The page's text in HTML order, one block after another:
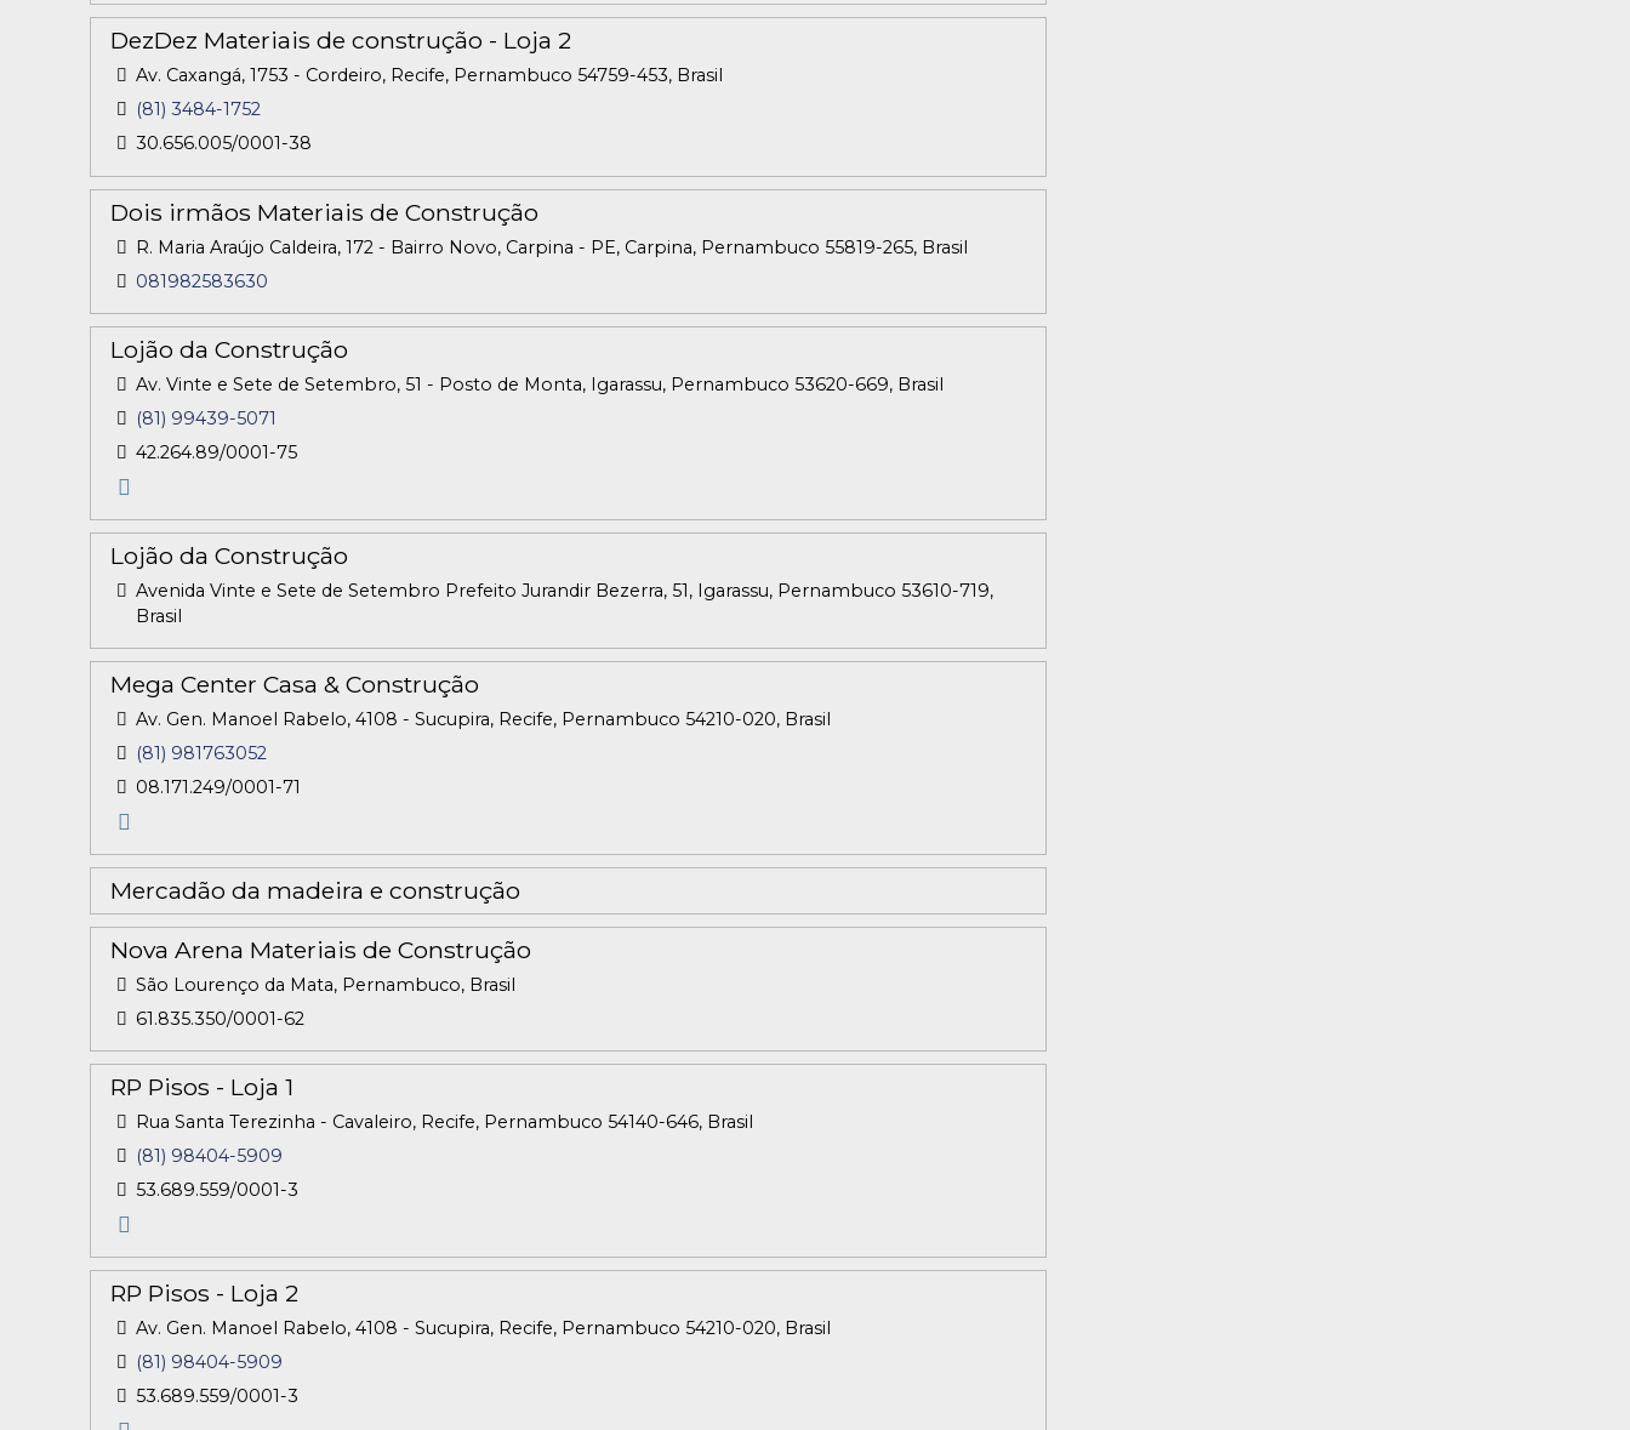
DezDez Materiais de construção - Loja 2
Av. Caxangá, 1753 - Cordeiro, Recife, Pernambuco 54759-453, Brasil
(81) 3484-1752
30.656.005/0001-38
Dois irmãos Materiais de Construção
R. Maria Araújo Caldeira, 172 - Bairro Novo, Carpina - PE, Carpina, Pernambuco 55819-265, Brasil
081982583630
Lojão da Construção
Av. Vinte e Sete de Setembro, 51 - Posto de Monta, Igarassu, Pernambuco 53620-669, Brasil
(81) 99439-5071
42.264.89/0001-75
Lojão da Construção
Avenida Vinte e Sete de Setembro Prefeito Jurandir Bezerra, 51, Igarassu, Pernambuco 53610-719,
Brasil
Mega Center Casa & Construção
Av. Gen. Manoel Rabelo, 4108 - Sucupira, Recife, Pernambuco 54210-020, Brasil
(81) 981763052
08.171.249/0001-71
Mercadão da madeira e construção
Nova Arena Materiais de Construção
São Lourenço da Mata, Pernambuco, Brasil
61.835.350/0001-62
RP Pisos - Loja 1
Rua Santa Terezinha - Cavaleiro, Recife, Pernambuco 54140-646, Brasil
(81) 98404-5909
53.689.559/0001-3
RP Pisos - Loja 2
Av. Gen. Manoel Rabelo, 4108 - Sucupira, Recife, Pernambuco 54210-020, Brasil
(81) 98404-5909
53.689.559/0001-3